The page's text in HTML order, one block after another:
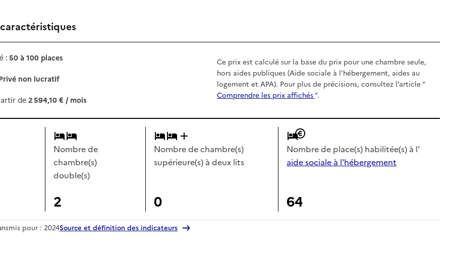
:50 à 100 places
non lucratif
de 2 594,10 € / mois
Ce prix est calculé sur la base du prix pour une chambre seule,
hors aides publiques (Aide sociale à l’hébergement, aides au
logement et APA). Pour plus de précisions, consultez l’article “
Comprendre les prix affichés”.
Nombre de
chambre(s)
double(s)
2
Nombre de chambre(s)
supérieure(s) à deux lits
0
Nombre de place(s) habilitée(s) à l'
aide sociale à l'hébergement
64
pour : 2024Source et définition des indicateurs